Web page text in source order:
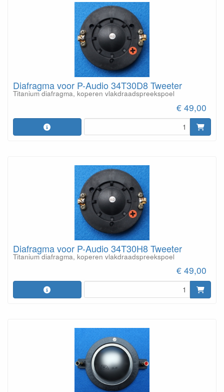
Diafragma voor P-Audio 34T30D8 Tweeter
Titanium diafragma, koperen vlakdraadspreekspoel
€ 49,00
Diafragma voor P-Audio 34T30H8 Tweeter
Titanium diafragma, koperen vlakdraadspreekspoel
€ 49,00